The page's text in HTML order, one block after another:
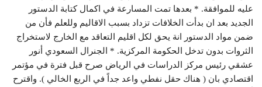
عليه للموافقة. * بعدها تمت المسارعة في اكمال كتابة الدستور
الجديد بعد ان بدأت الخلافات تزداد بسبب الاقاليم وللعلم فأن من
ضمن مواد الدستور انة يحق لكل اقليم التعاقد مع الخارج لاستخراج
الثروات بدون تدخل الحكومة المركزية. * الجنرال السعودي أنور
عشقي رئيس مركز الدراسات في الرياض صرح قبل فترة في مؤتمر
اقتصادي بان ( هناك حقل نفطي واعد جداً في الربع الخالي ). واقترح